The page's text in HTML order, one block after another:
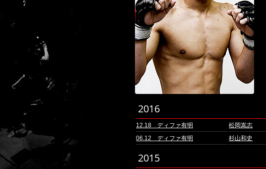
2016
12.18 ディファ有明 松岡嵩志
06.12 ディファ有明 杉山和史
2015